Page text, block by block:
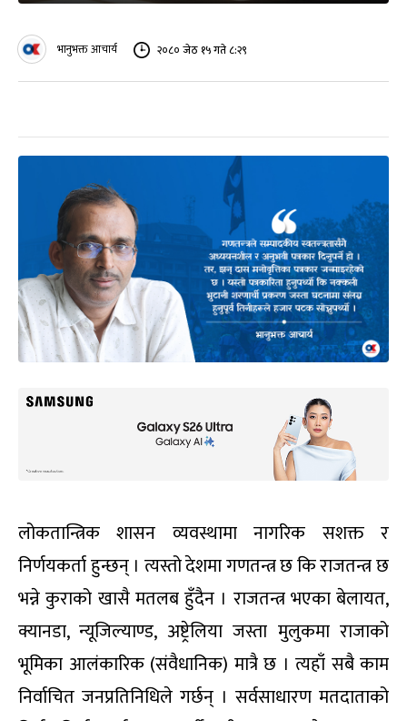
भानुभक्त आचार्य २०८० जेठ १५ गते ८:२९
लोकतान्त्रिक शासन व्यवस्थामा नागरिक सशक्त र
निर्णयकर्ता हुन्छन् । त्यस्तो देशमा गणतन्त्र छ कि राजतन्त्र छ
भन्ने कुराको खासै मतलब हुँदैन । राजतन्त्र भएका बेलायत,
क्यानडा, न्यूजिल्याण्ड, अष्ट्रेलिया जस्ता मुलुकमा राजाको
भूमिका आलंकारिक (संवैधानिक) मात्रै छ । त्यहाँ सबै काम
निर्वाचित जनप्रतिनिधिले गर्छन् । सर्वसाधारण मतदाताको